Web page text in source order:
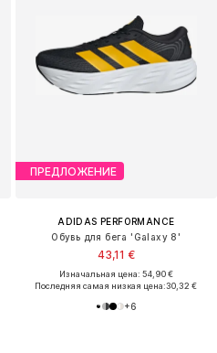
ПРЕДЛОЖЕНИЕ
ADIDAS PERFORMANCE
Обувь для бега 'Galaxy 8'
43,11 €
Изначальная цена: 54,90 €
Последняя самая низкая цена:30,32 €
+6